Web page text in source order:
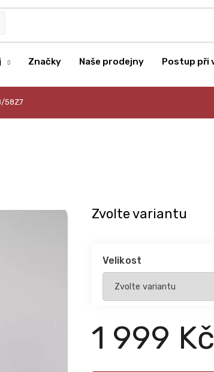
Značky Naše prodejny Postup při
58Z7
1 999 Kč
Zvolte variantu
Velikost